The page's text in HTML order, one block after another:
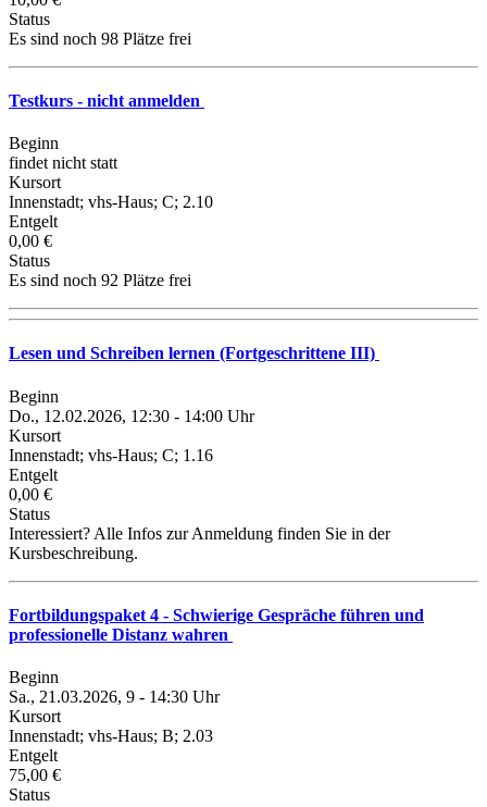
Status
Es sind noch 98 Plätze frei
Testkurs - nicht anmelden
Beginn
findet nicht statt
Kursort
Innenstadt; vhs-Haus; C; 2.10
Entgelt
0,00 €
Status
Es sind noch 92 Plätze frei
Lesen und Schreiben lernen (Fortgeschrittene III)
Beginn
Do., 12.02.2026, 12:30 - 14:00 Uhr
Kursort
Innenstadt; vhs-Haus; C; 1.16
Entgelt
0,00 €
Status
Interessiert? Alle Infos zur Anmeldung finden Sie in der
Kursbeschreibung.
Fortbildungspaket 4 - Schwierige Gespräche führen und
professionelle Distanz wahren
Beginn
Sa., 21.03.2026, 9 - 14:30 Uhr
Kursort
Innenstadt; vhs-Haus; B; 2.03
Entgelt
75,00 €
Status